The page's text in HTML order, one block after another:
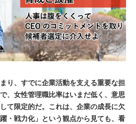
り、すでに企業活動を支える重要な担
、女性管理職比率はいまだ低く、意思
て限定的だ。これは、企業の成長に欠
・戦力化」という観点から見ても、看